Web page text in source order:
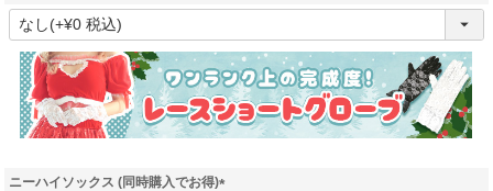
(
須
)
ニーハイソックス (同時購入でお得)